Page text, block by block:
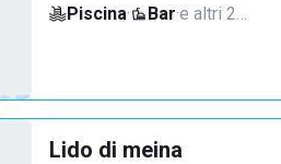
Piscina· Bar·e altri 2…
Lido di meina